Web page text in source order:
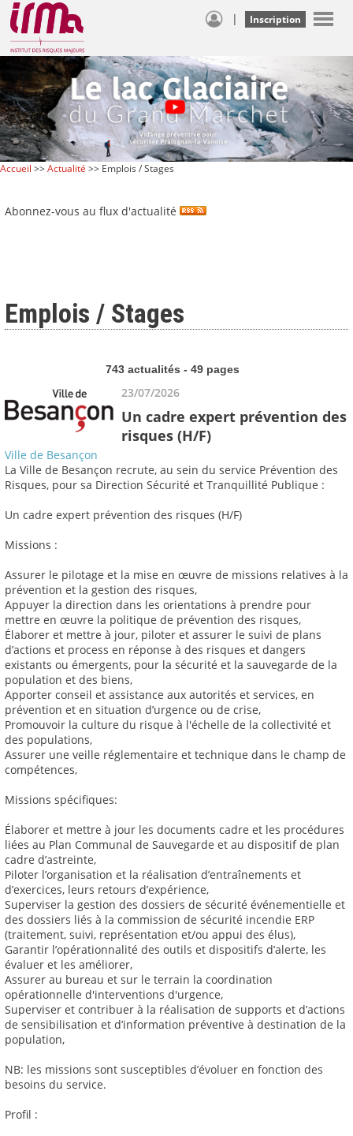
| Inscription
Accueil >>Actualité >> Emplois / Stages
Abonnez-vous au flux d'actualité
Emplois / Stages
743 actualités - 49 pages
23/07/2026
Un cadre expert prévention des
risques (H/F)
Ville de Besançon
La Ville de Besançon recrute, au sein du service Prévention des
Risques, pour sa Direction Sécurité et Tranquillité Publique :
Un cadre expert prévention des risques (H/F)
Missions :
Assurer le pilotage et la mise en œuvre de missions relatives à la
prévention et la gestion des risques,
Appuyer la direction dans les orientations à prendre pour
mettre en œuvre la politique de prévention des risques,
Élaborer et mettre à jour, piloter et assurer le suivi de plans
d’actions et process en réponse à des risques et dangers
existants ou émergents, pour la sécurité et la sauvegarde de la
population et des biens,
Apporter conseil et assistance aux autorités et services, en
prévention et en situation d’urgence ou de crise,
Promouvoir la culture du risque à l'échelle de la collectivité et
des populations,
Assurer une veille réglementaire et technique dans le champ de
compétences,
Missions spécifiques:
Élaborer et mettre à jour les documents cadre et les procédures
liées au Plan Communal de Sauvegarde et au dispositif de plan
cadre d’astreinte,
Piloter l’organisation et la réalisation d’entraînements et
d’exercices, leurs retours d’expérience,
Superviser la gestion des dossiers de sécurité événementielle et
des dossiers liés à la commission de sécurité incendie ERP
(traitement, suivi, représentation et/ou appui des élus),
Garantir l’opérationnalité des outils et dispositifs d’alerte, les
évaluer et les améliorer,
Assurer au bureau et sur le terrain la coordination
opérationnelle d'interventions d'urgence,
Superviser et contribuer à la réalisation de supports et d’actions
de sensibilisation et d’information préventive à destination de la
population,
NB: les missions sont susceptibles d’évoluer en fonction des
besoins du service.
Profil :